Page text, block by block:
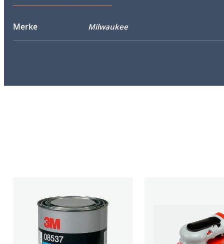
Merke Milwaukee